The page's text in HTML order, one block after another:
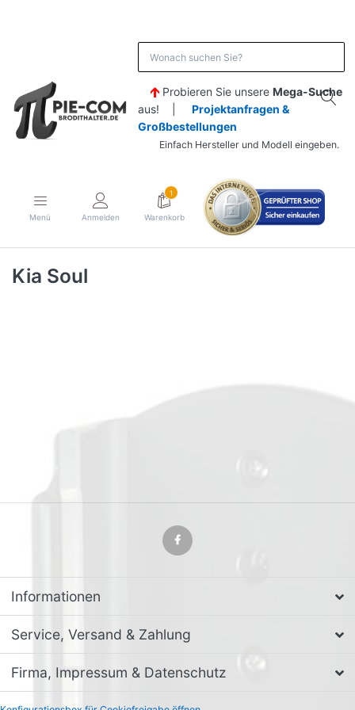
Probieren Sie unsere Mega-Suche
aus! | Projektanfragen &
Großbestellungen
Einfach Hersteller und Modell eingeben.
Menü Anmelden
1
Warenkorb
Kia Soul
Informationen
Service, Versand & Zahlung
Firma, Impressum & Datenschutz